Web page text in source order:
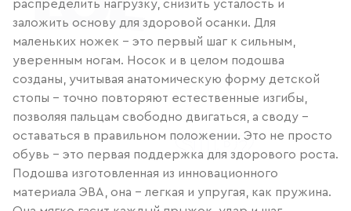
распределить нагрузку, снизить усталость и
заложить основу для здоровой осанки. Для
маленьких ножек – это первый шаг к сильным,
уверенным ногам. Носок и в целом подошва
созданы, учитывая анатомическую форму детской
стопы – точно повторяют естественные изгибы,
позволяя пальцам свободно двигаться, а своду –
оставаться в правильном положении. Это не просто
обувь – это первая поддержка для здорового роста.
Подошва изготовленная из инновационного
материала ЭВА, она – легкая и упругая, как пружина.